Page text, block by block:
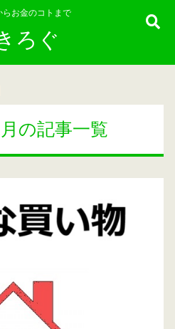
らお金のコトまで
ろぐ
の記事一覧